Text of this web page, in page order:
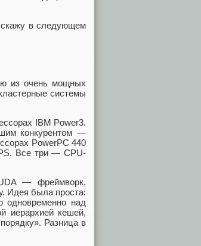
в следующем
из очень мощных
системы
IBM Power3.
конкурентом —
PowerPC 440
Все три — CPU-
— фреймворк,
Идея была проста:
над
иерархией кешей,
Разница в